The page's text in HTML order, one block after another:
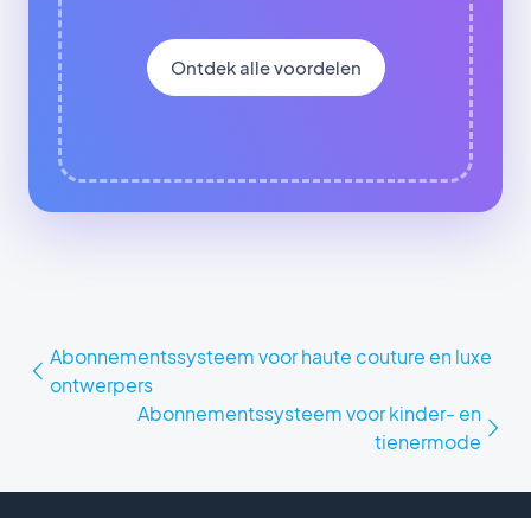
Ontdek alle voordelen
Abonnementssysteem voor haute couture en luxe
ontwerpers
Abonnementssysteem voor kinder- en
tienermode